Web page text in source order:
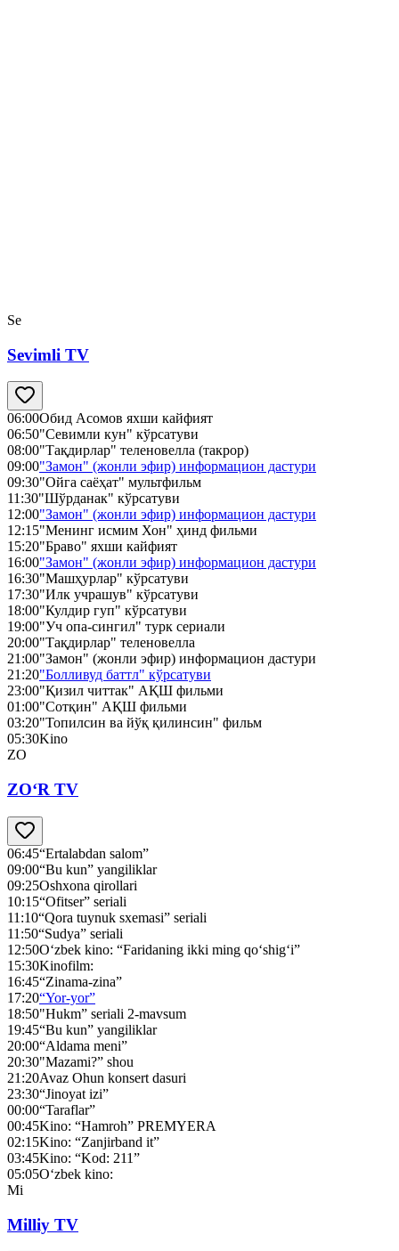
Se
Sevimli TV
06:00Обид Асомов яхши кайфият
06:50"Севимли кун" кўрсатуви
08:00"Тақдирлар" теленовелла (такрор)
09:00"Замон" (жонли эфир) информацион дастури
09:30"Ойга саёҳат" мультфильм
11:30"Шўрданак" кўрсатуви
12:00"Замон" (жонли эфир) информацион дастури
12:15"Менинг исмим Хон" ҳинд фильми
15:20"Браво" яхши кайфият
16:00"Замон" (жонли эфир) информацион дастури
16:30"Машҳурлар" кўрсатуви
17:30"Илк учрашув" кўрсатуви
18:00"Кулдир гуп" кўрсатуви
19:00"Уч опа-сингил" турк сериали
20:00"Тақдирлар" теленовелла
21:00"Замон" (жонли эфир) информацион дастури
21:20"Болливуд баттл" кўрсатуви
23:00"Қизил читтак" АҚШ фильми
01:00"Сотқин" АҚШ фильми
03:20"Топилсин ва йўқ қилинсин" фильм
05:30Kino
ZO
ZO‘R TV
06:45“Ertalabdan salom”
09:00“Bu kun” yangiliklar
09:25Oshxona qirollari
10:15“Ofitser” seriali
11:10“Qora tuynuk sxemasi” seriali
11:50“Sudya” seriali
12:50O‘zbek kino: “Faridaning ikki ming qo‘shig‘i”
15:30Kinofilm:
16:45“Zinama-zina”
17:20“Yor-yor”
18:50"Нukm” seriali 2-mavsum
19:45“Bu kun” yangiliklar
20:00“Aldama meni”
20:30"Mazami?” shou
21:20Avaz Ohun konsert dasuri
23:30“Jinoyat izi”
00:00“Taraflar”
00:45Kino: “Hamroh” PREMYERA
02:15Kino: “Zanjirband it”
03:45Kino: “Kod: 211”
05:05O‘zbek kino:
Mi
Milliy TV